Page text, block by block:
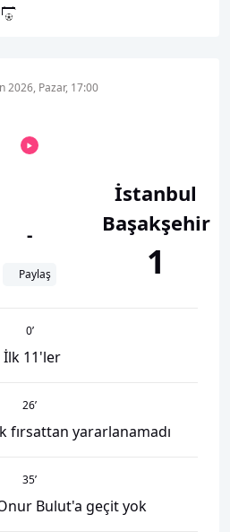
2026, Pazar, 17:00
-
Paylaş
İstanbul
Başakşehir
1
0’
İlk 11'ler
26’
fırsattan yararlanamadı
35’
Bulut'a geçit yok